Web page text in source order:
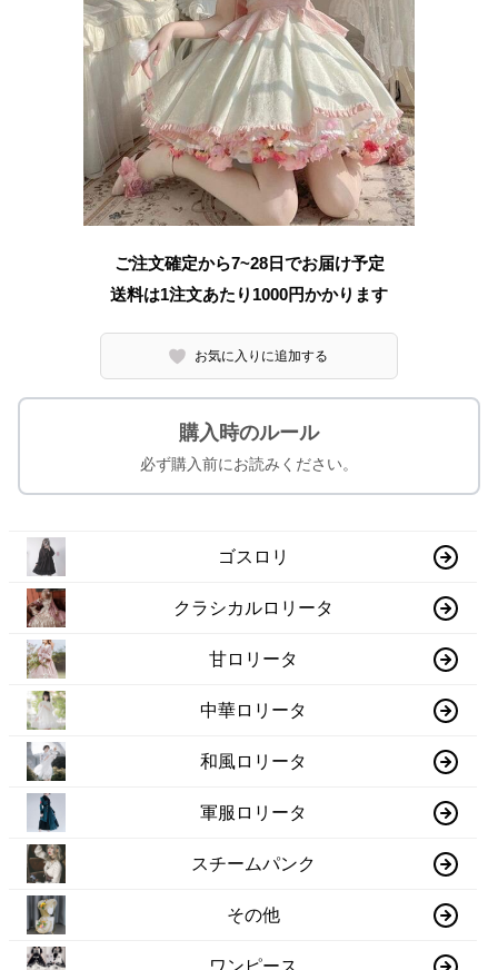
ご注文確定から7~28日でお届け予定
送料は1注文あたり 1000円かかります
お気に入りに追加する
購入時のルール
必ず購入前にお読みください。
ゴスロリ
クラシカルロリータ
甘ロリータ
中華ロリータ
和風ロリータ
軍服ロリータ
スチームパンク
その他
ワンピース